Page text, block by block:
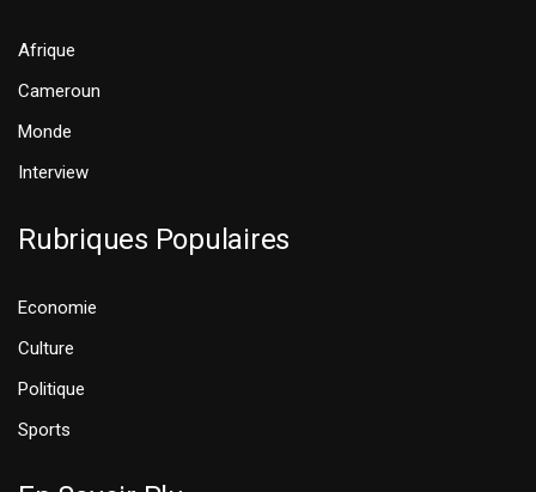
Afrique
Cameroun
Monde
Interview
Rubriques Populaires
Economie
Culture
Politique
Sports